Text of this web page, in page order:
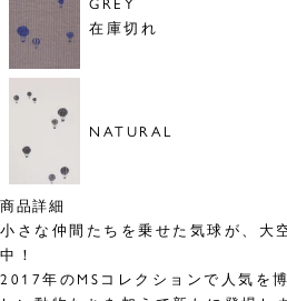
在庫切れ
NATURAL
商品詳細
小さな仲間たちを乗せた気球が、大
中！
2017年のMSコレクションで人気を